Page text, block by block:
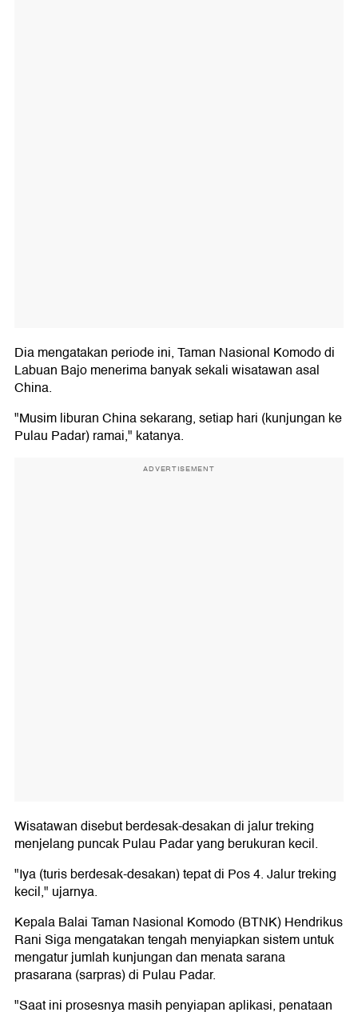
Dia mengatakan periode ini, Taman Nasional Komodo di
Labuan Bajo menerima banyak sekali wisatawan asal
China.
"Musim liburan China sekarang, setiap hari (kunjungan ke
Pulau Padar) ramai," katanya.
ADVERTISEMENT
Wisatawan disebut berdesak-desakan di jalur treking
menjelang puncak Pulau Padar yang berukuran kecil.
"Iya (turis berdesak-desakan) tepat di Pos 4. Jalur treking
kecil," ujarnya.
Kepala Balai Taman Nasional Komodo (BTNK) Hendrikus
Rani Siga mengatakan tengah menyiapkan sistem untuk
mengatur jumlah kunjungan dan menata sarana
prasarana (sarpras) di Pulau Padar.
"Saat ini prosesnya masih penyiapan aplikasi, penataan